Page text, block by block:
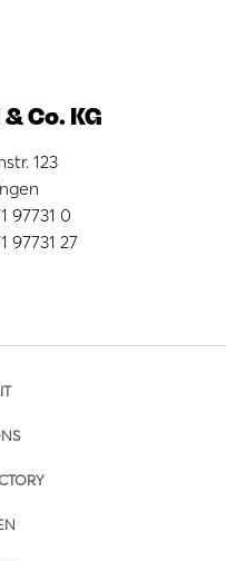
Co. KG
123
97731 0
97731 27